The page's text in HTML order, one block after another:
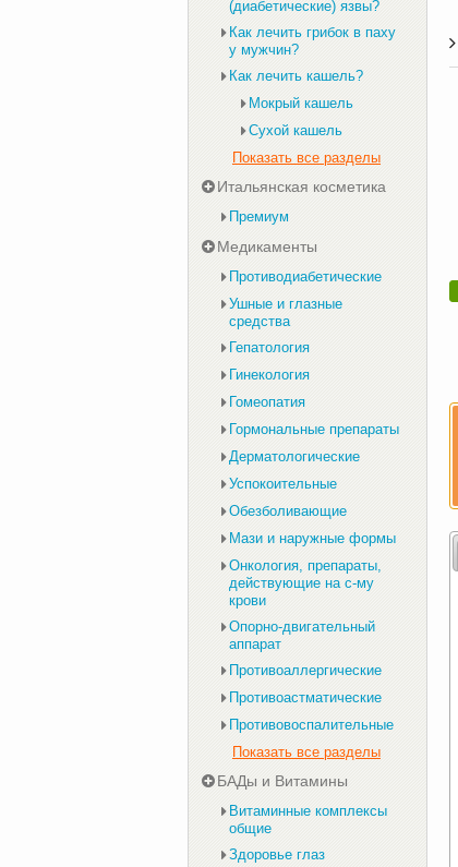
(диабетические) язвы?
Как лечить грибок в паху
у мужчин?
Как лечить кашель?
Мокрый кашель
Сухой кашель
Показать все разделы
Итальянская косметика
Премиум
Медикаменты
Противодиабетические
Ушные и глазные
средства
Гепатология
Гинекология
Гомеопатия
Гормональные препараты
Дерматологические
Успокоительные
Обезболивающие
Мази и наружные формы
Онкология, препараты,
действующие на с-му
крови
Опорно-двигательный
аппарат
Противоаллергические
Противоастматические
Противовоспалительные
Показать все разделы
БАДы и Витамины
Витаминные комплексы
общие
Здоровье глаз